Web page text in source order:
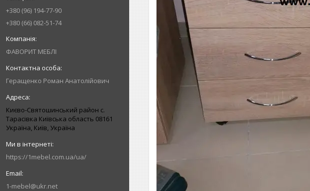
+380 (96) 194-77-90
+380 (66) 082-51-74
ФАВОРИТ МЕБЛІ
Геращенко Роман Анатолійович
Києво-Святошинський район с.
Тарасівка Київська область 08161
Україна, Київ, Україна
https://1mebel.com.ua/ua/
1-mebel@ukr.net